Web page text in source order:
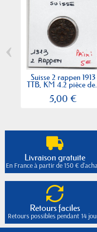
Suisse 2 rappen 1913
TTB, KM 4.2 pièce
5,00 €
‹
Livraison gratuite
En France à partir de 150 €
Retours faciles
Retours possibles pendant 14